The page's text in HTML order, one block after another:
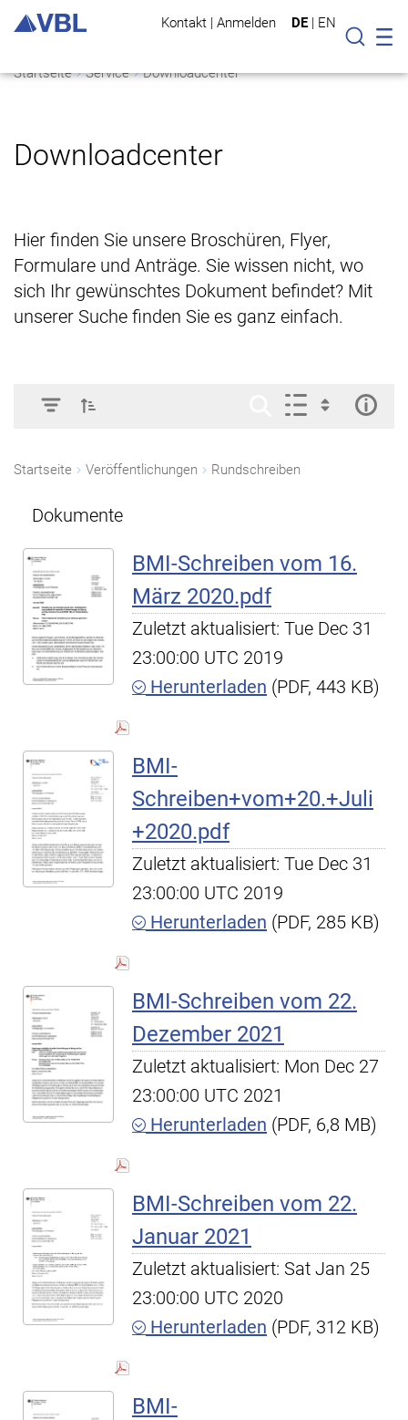
Kontakt | Anmelden DE | EN
Suche
Startseite Service Downloadcenter
Downloadcenter
Hier finden Sie unsere Broschüren, Flyer,
Formulare und Anträge. Sie wissen nicht, wo
sich Ihr gewünschtes Dokument befindet? Mit
unserer Suche finden Sie es ganz einfach.
Startseite Veröffentlichungen Rundschreiben
Dokumente
BMI-Schreiben vom 16.
März 2020.pdf
Zuletzt aktualisiert: Tue Dec 31
23:00:00 UTC 2019
Herunterladen (PDF, 443 KB)
BMI-
Schreiben+vom+20.+Juli
+2020.pdf
Zuletzt aktualisiert: Tue Dec 31
23:00:00 UTC 2019
Herunterladen (PDF, 285 KB)
BMI-Schreiben vom 22.
Dezember 2021
Zuletzt aktualisiert: Mon Dec 27
23:00:00 UTC 2021
Herunterladen (PDF, 6,8 MB)
BMI-Schreiben vom 22.
Januar 2021
Zuletzt aktualisiert: Sat Jan 25
23:00:00 UTC 2020
Herunterladen (PDF, 312 KB)
BMI-